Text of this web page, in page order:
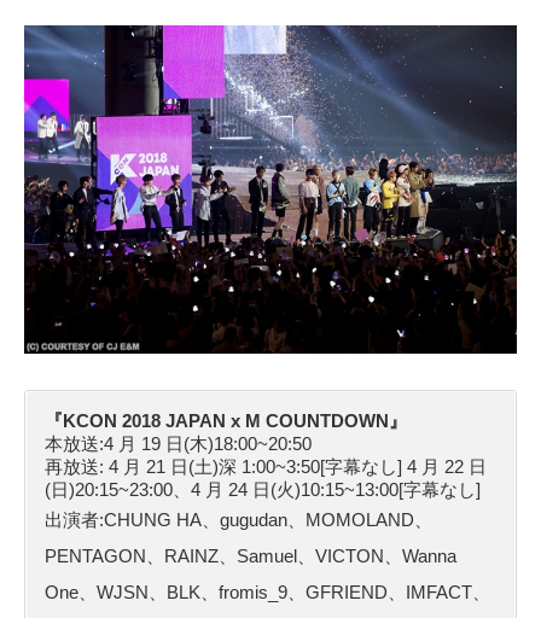
『KCON 2018 JAPAN x M COUNTDOWN』
本放送:4 月 19 日(木)18:00~20:50
再放送: 4 月 21 日(土)深 1:00~3:50[字幕なし] 4 月 22 日
(日)20:15~23:00、4 月 24 日(火)10:15~13:00[字幕なし]
出演者:CHUNG HA、gugudan、MOMOLAND、
PENTAGON、RAINZ、Samuel、VICTON、Wanna
One、WJSN、BLK、fromis_9、GFRIEND、IMFACT、